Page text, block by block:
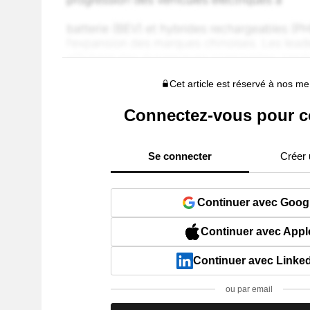
Cet article est réservé à nos
Connectez-vous pour
Se connecter Créer
Continuer avec
Continuer avec
Continuer avec
ou par email